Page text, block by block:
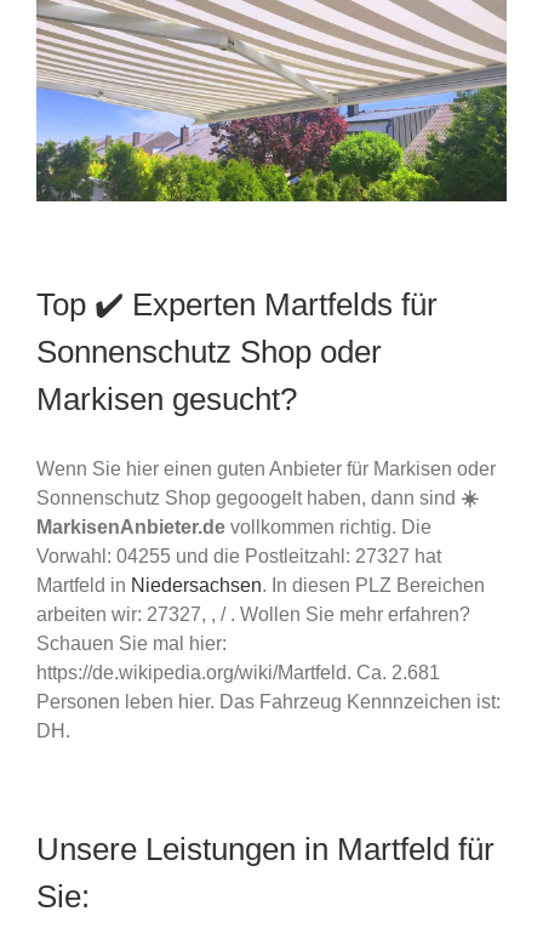
Top ✔️ Experten Martfelds für
Sonnenschutz Shop oder
Markisen gesucht?
Wenn Sie hier einen guten Anbieter für Markisen oder
Sonnenschutz Shop gegoogelt haben, dann sind ☀️
MarkisenAnbieter.de vollkommen richtig. Die
Vorwahl: 04255 und die Postleitzahl: 27327 hat
Martfeld in Niedersachsen. In diesen PLZ Bereichen
arbeiten wir: 27327, , / . Wollen Sie mehr erfahren?
Schauen Sie mal hier:
https://de.wikipedia.org/wiki/Martfeld. Ca. 2.681
Personen leben hier. Das Fahrzeug Kennnzeichen ist:
DH.
Unsere Leistungen in Martfeld für
Sie: